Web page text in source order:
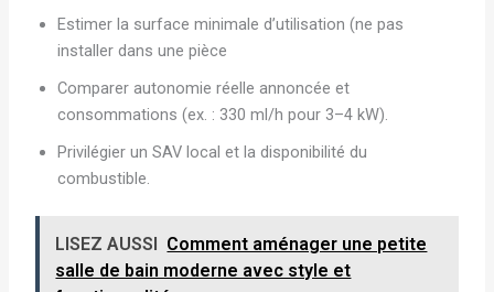
Estimer la surface minimale d’utilisation (ne pas
installer dans une pièce
Comparer autonomie réelle annoncée et
consommations (ex. : 330 ml/h pour 3–4 kW).
Privilégier un SAV local et la disponibilité du
combustible.
LISEZ AUSSI
Comment aménager une petite
salle de bain moderne avec style et